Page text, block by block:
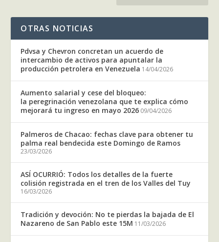
OTRAS NOTICIAS
Pdvsa y Chevron concretan un acuerdo de
intercambio de activos para apuntalar la
producción petrolera en Venezuela 14/04/2026
Aumento salarial y cese del bloqueo:
la peregrinación venezolana que te explica cómo
mejorará tu ingreso en mayo 2026 09/04/2026
Palmeros de Chacao: fechas clave para obtener tu
palma real bendecida este Domingo de Ramos
23/03/2026
ASÍ OCURRIÓ: Todos los detalles de la fuerte
colisión registrada en el tren de los Valles del Tuy
16/03/2026
Tradición y devoción: No te pierdas la bajada de El
Nazareno de San Pablo este 15M 11/03/2026